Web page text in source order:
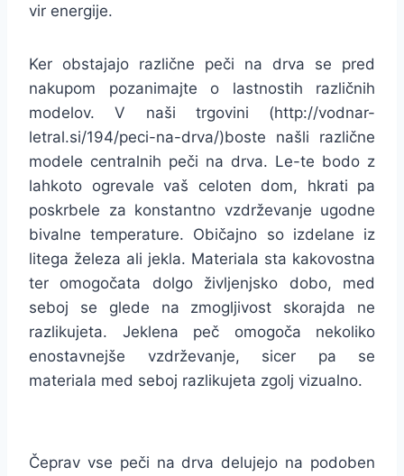
vir energije.
Ker obstajajo različne peči na drva se pred
nakupom pozanimajte o lastnostih različnih
modelov. V naši trgovini (http://vodnar-
letral.si/194/peci-na-drva/)boste našli različne
modele centralnih peči na drva. Le-te bodo z
lahkoto ogrevale vaš celoten dom, hkrati pa
poskrbele za konstantno vzdrževanje ugodne
bivalne temperature. Običajno so izdelane iz
litega železa ali jekla. Materiala sta kakovostna
ter omogočata dolgo življenjsko dobo, med
seboj se glede na zmogljivost skorajda ne
razlikujeta. Jeklena peč omogoča nekoliko
enostavnejše vzdrževanje, sicer pa se
materiala med seboj razlikujeta zgolj vizualno.
Čeprav vse peči na drva delujejo na podoben